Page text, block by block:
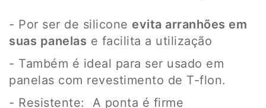
- Por ser de silicone evita arranhões em
suas panelas e facilita a utilização
- Também é ideal para ser usado em
panelas com revestimento de T-flon.
- Resistente: A ponta é firme